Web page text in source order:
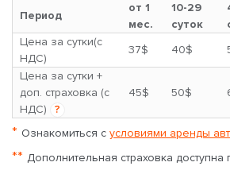
Период
от 1
мес.
10-29
суток
Цена за сутки(с
НДС)
37$ 40$
Цена за сутки +
доп. страховка (с
НДС)
?
45$ 50$
* Ознакомиться с условиями аренды
** Дополнительная страховка доступна